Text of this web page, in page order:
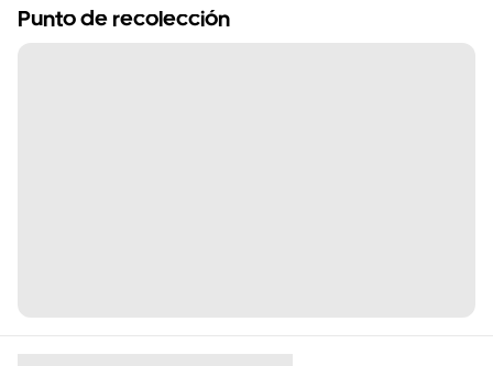
Punto de recolección